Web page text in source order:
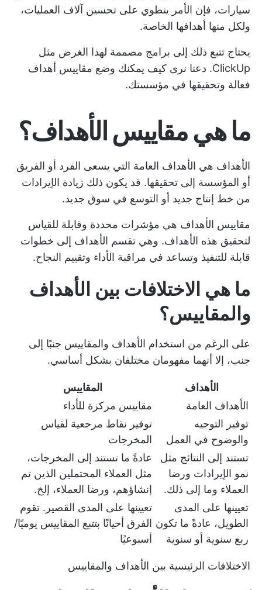
سيارات، فإن الأمر ينطوي على تحسين آلاف العمليات،
ولكل منها أهدافها الخاصة.
يحتاج تتبع ذلك إلى برامج مصممة لهذا الغرض مثل
ClickUp. دعنا نرى كيف يمكنك وضع مقاييس أهداف
فعالة وتحقيقها في مؤسستك.
ما هي مقاييس الأهداف؟
الأهداف هي الأهداف العامة التي يسعى الفرد أو الفريق
أو المؤسسة إلى تحقيقها. قد يكون ذلك زيادة الإيرادات
من خط إنتاج جديد أو التوسع في سوق جديد.
مقاييس الأهداف هي مؤشرات محددة وقابلة للقياس
لتحقيق هذه الأهداف. وهي تقسم الأهداف إلى خطوات
قابلة للتنفيذ وتساعد في مراقبة الأداء وتقييم النجاح.
ما هي الاختلافات بين الأهداف
والمقاييس؟
على الرغم من استخدام الأهداف والمقاييس جنبًا إلى
جنب، إلا أنهما مفهومان مختلفان بشكل أساسي.
الأهداف
المقاييس
الأهداف العامة
مقاييس مركزة للأداء
توفير التوجيه
والوضوح في العمل
توفير نقاط مرجعية لقياس
المخرجات
تستند إلى النتائج مثل
نمو الإيرادات ورضا
العملاء وما إلى ذلك.
عادةً ما تستند إلى المخرجات،
مثل العملاء المحتملين الذين تم
إنشاؤهم، ورضا العملاء، إلخ.
تعيينها على المدى
الطويل، عادةً ما تكون
ربع سنوية أو سنوية
تعيينها على المدى القصير. تقوم
الفرق أحيانًا بتتبع المقاييس يوميًا/
أسبوعيًا
الاختلافات الرئيسية بين الأهداف والمقاييس